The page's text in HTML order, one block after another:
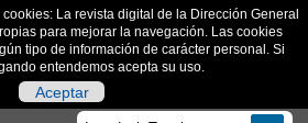
La revista digital de la Dirección General
para mejorar la navegación. Las cookies
tipo de información de carácter personal. Si
entendemos acepta su uso.
Aceptar